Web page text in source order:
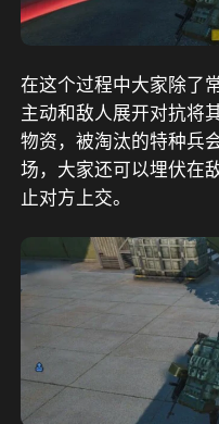
在这个过程中大家除了
主动和敌人展开对抗将
物资，被淘汰的特种兵
场，大家还可以埋伏在
止对方上交。